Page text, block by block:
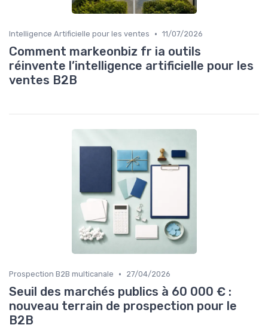
Intelligence Artificielle pour les ventes • 11/07/2026
Comment markeonbiz fr ia outils
réinvente l’intelligence artificielle pour les
ventes B2B
Prospection B2B multicanale • 27/04/2026
Seuil des marchés publics à 60 000 € :
nouveau terrain de prospection pour le
B2B